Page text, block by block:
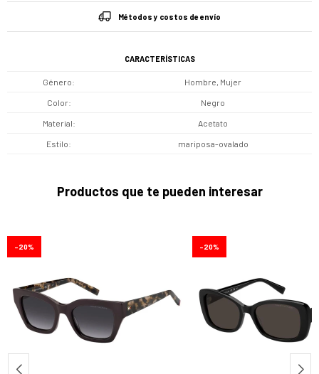
Métodos y costos de envío
CARACTERÍSTICAS
Género Hombre, Mujer
Color Negro
Material Acetato
Estilo mariposa-ovalado
Productos que te pueden interesar
20 20